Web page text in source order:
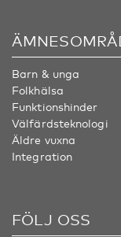
Barn & unga
Folkhälsa
Funktionshinder
Välfärdsteknologi
Äldre vuxna
Integration
FÖLJ OSS